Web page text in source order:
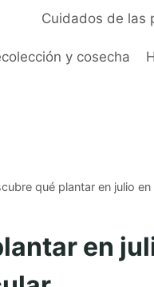
Cuidados de las
y cosecha
qué plantar en julio
en